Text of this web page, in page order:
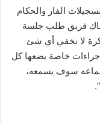
الفار والحكام
فريق طلب جلسة
لا نخفي أي شئ
خاصة يضعها كل
سماعه سوف يسمعه،